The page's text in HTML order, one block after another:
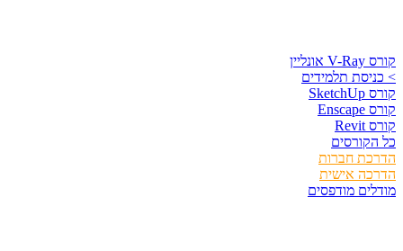
קורס V-Ray אונליין
> כניסת תלמידים
קורס SketchUp
קורס Enscape
קורס Revit
כל הקורסים
הדרכת חברות
הדרכה אישית
מודלים מודפסים